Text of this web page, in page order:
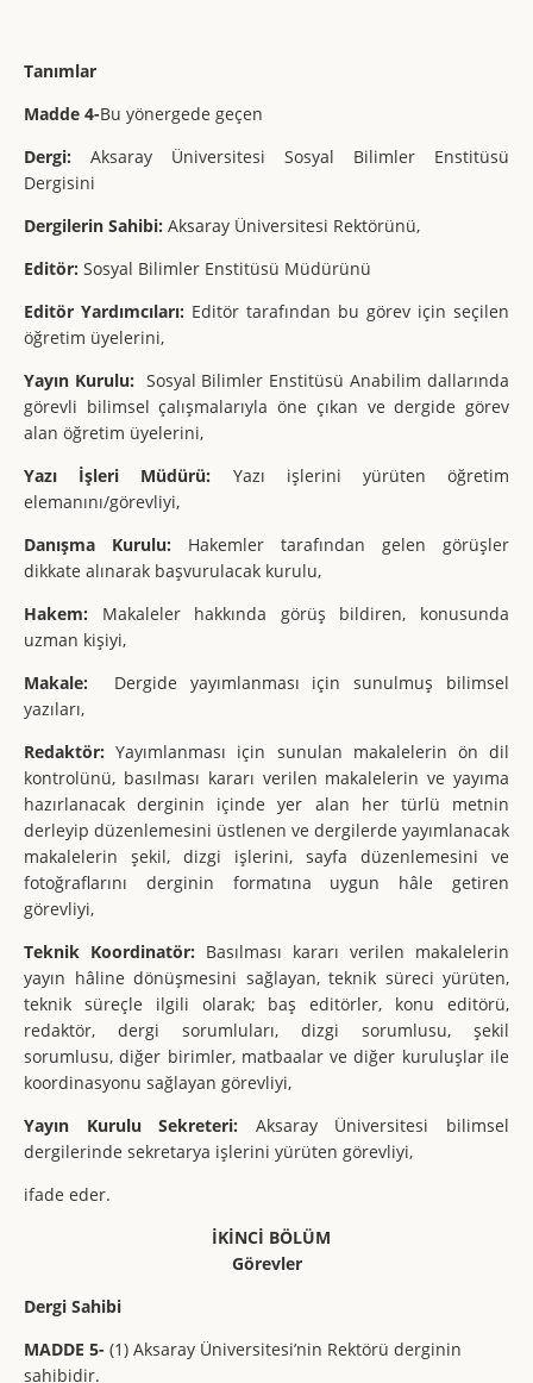
Tanımlar
Madde 4-Bu yönergede geçen
Dergi: Aksaray Üniversitesi Sosyal Bilimler Enstitüsü
Dergisini
Dergilerin Sahibi: Aksaray Üniversitesi Rektörünü,
Editör: Sosyal Bilimler Enstitüsü Müdürünü
Editör Yardımcıları: Editör tarafından bu görev için seçilen
öğretim üyelerini,
Yayın Kurulu: Sosyal Bilimler Enstitüsü Anabilim dallarında
görevli bilimsel çalışmalarıyla öne çıkan ve dergide görev
alan öğretim üyelerini,
Yazı İşleri Müdürü: Yazı işlerini yürüten öğretim
elemanını/görevliyi,
Danışma
Kurulu: Hakemler tarafından gelen görüşler
dikkate alınarak başvurulacak kurulu,
Hakem: Makaleler hakkında görüş bildiren, konusunda
uzman kişiyi,
Makale: Dergide yayımlanması için sunulmuş bilimsel
yazıları,
Redaktör: Yayımlanması için sunulan makalelerin ön dil
kontrolünü, basılması kararı verilen makalelerin ve yayıma
hazırlanacak derginin içinde yer alan her türlü metnin
derleyip düzenlemesini üstlenen ve dergilerde yayımlanacak
makalelerin şekil, dizgi işlerini, sayfa düzenlemesini ve
fotoğraflarını derginin formatına uygun hâle getiren
görevliyi,
Teknik Koordinatör: Basılması kararı verilen makalelerin
yayın hâline dönüşmesini sağlayan, teknik süreci yürüten,
teknik süreçle ilgili olarak; baş editörler, konu editörü,
redaktör, dergi sorumluları, dizgi sorumlusu, şekil
sorumlusu, diğer birimler, matbaalar ve diğer kuruluşlar ile
koordinasyonu sağlayan görevliyi,
Yayın Kurulu Sekreteri: Aksaray Üniversitesi bilimsel
dergilerinde sekretarya işlerini yürüten görevliyi,
ifade eder.
İKİNCİ BÖLÜM
Görevler
Dergi Sahibi
MADDE 5- (1) Aksaray Üniversitesi’nin Rektörü derginin
sahibidir.